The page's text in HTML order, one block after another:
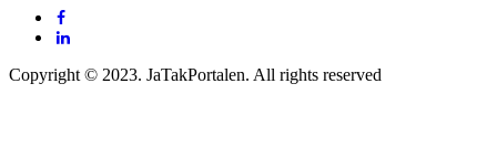
Copyright © 2023. JaTakPortalen. All rights reserved